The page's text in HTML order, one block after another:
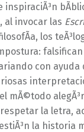
inspiraciÃ³n
al invocar las
los
con ayuda
mÃ©todo
la letra,
la historia